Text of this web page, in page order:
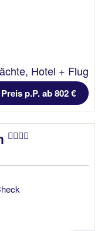
Hotel + Flug
Preis p.P. ab 802 €